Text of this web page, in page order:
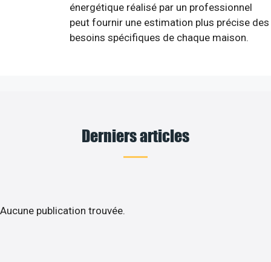
énergétique réalisé par un professionnel
peut fournir une estimation plus précise des
besoins spécifiques de chaque maison.
Derniers articles
Aucune publication trouvée.